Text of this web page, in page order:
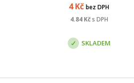
4Kč bez DPH
4.84Kč s DPH
SKLADEM